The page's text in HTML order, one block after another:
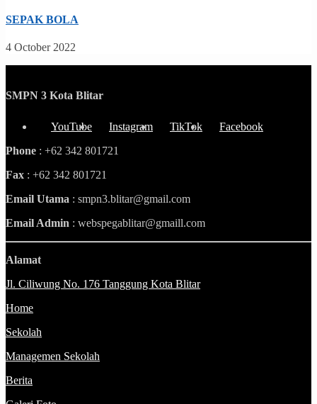
SEPAK BOLA
4 October 2022
SMPN 3 Kota Blitar
YouTube Instagram TikTok
Facebook
Phone : +62 342 801721
Fax : +62 342 801721
Email Utama : smpn3.blitar@gmail.com
Email Admin : webspegablitar@gmaill.com
Alamat
Jl. Ciliwung No. 176 Tanggung Kota Blitar
Home
Sekolah
Managemen Sekolah
Berita